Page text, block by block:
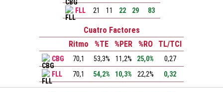
FLL
21 11 22 29 83
Cuatro Factores
Ritmo
%TE %PER %RO TL/TCI
CBG 70,1 53,3% 11,2% 25,0%
0,27
FLL
70,1 54,2% 10,3% 22,2% 0,32